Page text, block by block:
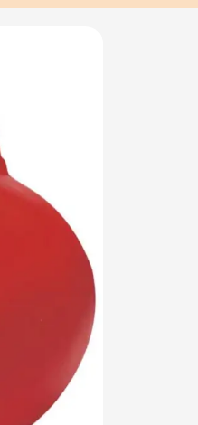
categorie
categorie
& Keuken categorie
& Veiligheid categorie
& Vrije tijd categorie
& Kids categorie
categorie
& thema's categorie